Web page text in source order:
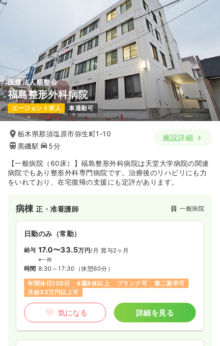
医療法人順整会
福島整形外科病院
エージェント求人 車通勤可
栃木県那須塩原市弥生町1-10
黒磯駅
5分
施設詳細
【一般病院（60床）】福島整形外科病院は天堂大学病院の関連
病院でもあり整形外科専門病院です。治療後のリハビリにも力
をいれており、在宅復帰の支援にも定評があります。
病棟正・准看護師 一般病院
日勤のみ（常勤）
給与 17.0〜33.5万円/月 賞与2ヶ月
※一例
時間 8:30～17:30 （休憩60分）
年間休日120日
4週8休以上 ブランク可
第二新卒可
月給33万円以上可
気になる 詳細を見る